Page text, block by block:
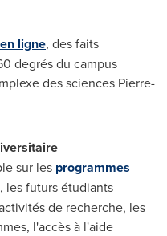
ligne, des faits
degrés du campus
des sciences Pierre-
sur les programmes
, les futurs étudiants
de recherche, les
l'accès à l'aide